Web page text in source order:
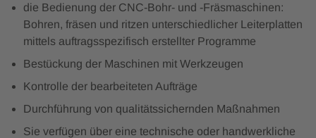
die Bedienung der CNC-Bohr- und -Fräsmaschinen:
Bohren, fräsen und ritzen unterschiedlicher Leiterplatten
mittels auftragsspezifisch erstellter Programme
Bestückung der Maschinen mit Werkzeugen
Kontrolle der bearbeiteten Aufträge
Durchführung von qualitätssichernden Maßnahmen
Sie verfügen über eine technische oder handwerkliche